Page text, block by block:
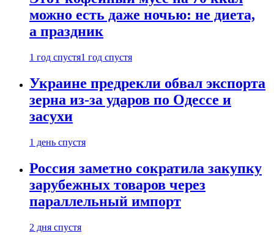
можно есть даже ночью: не диета,
а праздник
1 год спустя1 год спустя
Украине предрекли обвал экспорта
зерна из-за ударов по Одессе и
засухи
1 день спустя
Россия заметно сократила закупку
зарубежных товаров через
параллельный импорт
2 дня спустя